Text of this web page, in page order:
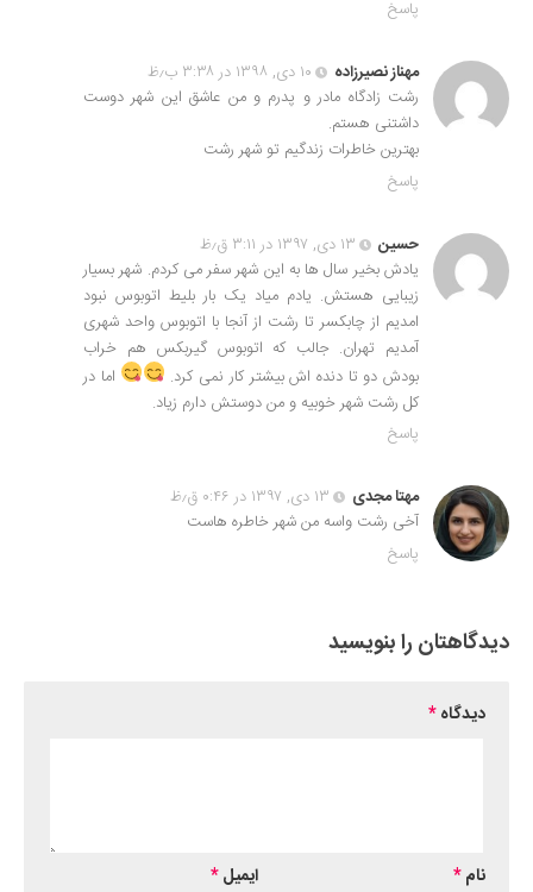
پاسخ
مهناز نصیرزاده
۱۰ دی, ۱۳۹۸ در ۳:۳۸ ب٫ظ
رشت زادگاه مادر و پدرم و من عاشق این شهر دوست
داشتنی هستم.
بهترین خاطرات زندگیم تو شهر رشت
پاسخ
حسین
۱۳ دی, ۱۳۹۷ در ۳:۱۱ ق٫ظ
یادش بخیر سال ها به این شهر سفر می کردم. شهر بسیار
زیبایی هستش. یادم میاد یک بار بلیط اتوبوس نبود
امدیم از چابکسر تا رشت از آنجا با اتوبوس واحد شهری
آمدیم تهران. جالب که اتوبوس گیربکس هم خراب
بودش دو تا دنده اش بیشتر کار نمی کرد.
اما در
کل رشت شهر خوبیه و من دوستش دارم زیاد.
پاسخ
مهتا مجدی
۱۳ دی, ۱۳۹۷ در ۰:۴۶ ق٫ظ
آخی رشت واسه من شهر خاطره هاست
پاسخ
دیدگاهتان را بنویسید
دیدگاه*
نام* ایمیل*